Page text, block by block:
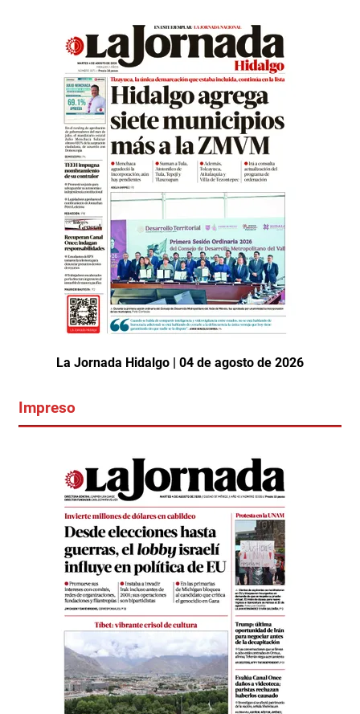
La Jornada Hidalgo | 04 de agosto de 2026
Impreso